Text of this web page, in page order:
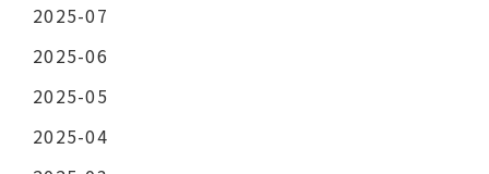
2025-07
2025-06
2025-05
2025-04